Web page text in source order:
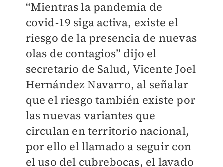
“Mientras la pandemia de
covid-19 siga activa, existe el
riesgo de la presencia de nuevas
olas de contagios” dijo el
secretario de Salud, Vicente Joel
Hernández Navarro, al señalar
que el riesgo también existe por
las nuevas variantes que
circulan en territorio nacional,
por ello el llamado a seguir con
el uso del cubrebocas, el lavado